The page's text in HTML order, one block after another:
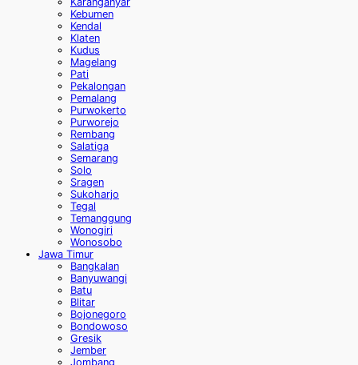
Kebumen
Kendal
Klaten
Kudus
Magelang
Pati
Pekalongan
Pemalang
Purwokerto
Purworejo
Rembang
Salatiga
Semarang
Solo
Sragen
Sukoharjo
Tegal
Temanggung
Wonogiri
Wonosobo
Jawa Timur
Bangkalan
Banyuwangi
Batu
Blitar
Bojonegoro
Bondowoso
Gresik
Jember
Jombang